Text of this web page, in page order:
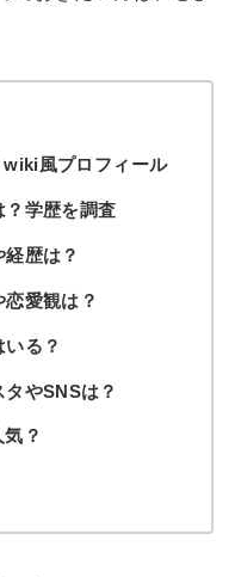
wiki風プロフィール
？学歴を調査
歴は？
愛観は？
る？
やSNSは？
？